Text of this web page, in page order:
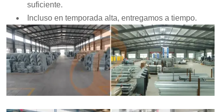
suficiente.
Incluso en temporada alta, entregamos a tiempo.